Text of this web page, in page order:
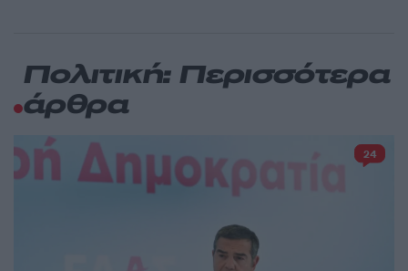
Πολιτική: Περισσότερα
άρθρα
24